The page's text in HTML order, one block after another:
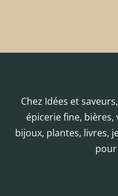
Chez Idées et
épicerie fine,
bijoux, plantes, livres,